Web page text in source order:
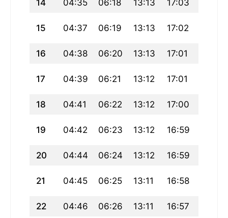
14 04:35 06:18 13:13 17:03
15 04:37 06:19 13:13 17:02
16 04:38 06:20 13:13 17:01
17 04:39 06:21 13:12 17:01
18 04:41 06:22 13:12 17:00
19 04:42 06:23 13:12 16:59
20 04:44 06:24 13:12 16:59
21 04:45 06:25 13:11 16:58
22 04:46 06:26 13:11 16:57